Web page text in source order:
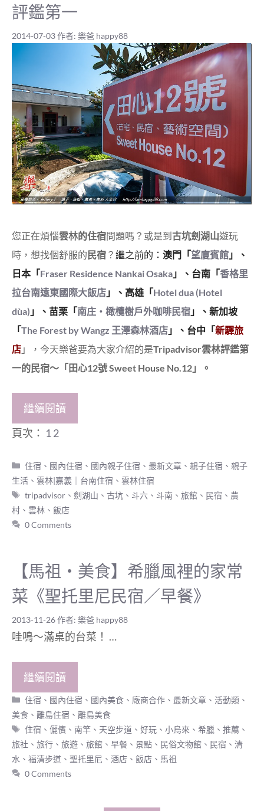
評鑑第一
2014-07-03作者: 樂爸 happy88
您正在煩惱雲林的住宿問題嗎？或是到古坑劍湖山遊玩
時，想找個舒服的民宿 ？ 繼之前的： 澳門「望廈賓館 」、
日本「Fraser Residence Nankai Osaka 」、 台南「香格里
拉台南遠東國際大飯店 」、 高雄「Hotel dua (Hotel
dùa) 」、 苗栗「南庄‧橄欖樹戶外咖啡民宿 」、 新加坡
「The Forest by Wangz 王澤森林酒店 」、 台中「新驛旅
店 」，今天樂爸要為大家介紹的是Tripadvisor雲林評鑑第
一的民宿～「田心12號 Sweet House No.12」。
繼續閱讀
頁次： 1 2
分
類
住宿 、 國內住宿 、 國內親子住宿 、最新文章 、親子住宿 、親子
生活 、 雲林|嘉義｜台南住宿 、 雲林住宿
標
籤
tripadvisor 、劍湖山 、古坑 、 斗六 、 斗南 、旅館 、 民宿 、 農
村 、 雲林 、 飯店
0 Comments
【馬祖‧美食】希臘風裡的家常
菜《聖托里尼民宿／早餐》
2013-11-26作者: 樂爸 happy88
哇鳴～滿桌的台菜！ …
繼續閱讀
分
類
住宿 、 國內住宿 、 國內美食 、 廠商合作 、最新文章 、 活動類 、
美食 、 離島住宿 、 離島美食
標
籤
住宿 、儷儐 、南竿 、 天空步道 、好玩 、小烏來 、希臘 、推薦 、
旅社 、 旅行 、 旅遊 、 旅館 、 早餐 、 景點 、 民俗文物館 、 民宿 、 清
水 、 福清步道 、 聖托里尼 、 酒店 、 飯店 、 馬祖
0 Comments